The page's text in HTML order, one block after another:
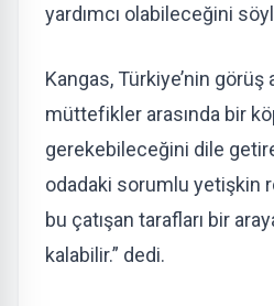
yardımcı olabileceğini
Kangas, Türkiye’nin görüş
müttefikler arasında bir
gerekebileceğini dile
odadaki sorumlu yetişkin
bu çatışan tarafları bir
kalabilir.” dedi.